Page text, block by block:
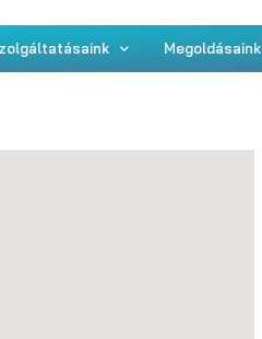
Megoldásaink